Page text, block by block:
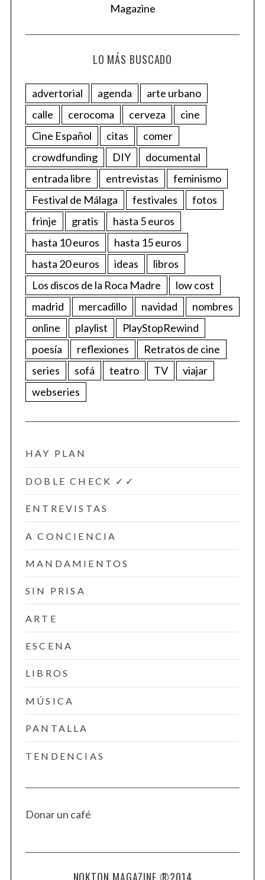
LO MÁS BUSCADO
advertorial agenda
arte urbano
calle
cerocoma cerveza
cine
Cine Español
citas
comer
crowdfunding
DIY
documental
entrada libre
entrevistas
feminismo
Festival de Málaga
festivales
fotos
frinje
gratis
hasta 5 euros
hasta 10 euros
hasta 15 euros
hasta 20 euros
ideas
libros
Los discos de la Roca Madre
low cost
madrid
mercadillo navidad
nombres
online
playlist
PlayStopRewind
poesía
reflexiones
Retratos de cine
series
sofá teatro TV
viajar
webseries
HAY PLAN
DOBLE CHECK ✓✓
ENTREVISTAS
A CONCIENCIA
MANDAMIENTOS
SIN PRISA
ARTE
ESCENA
LIBROS
MÚSICA
PANTALLA
TENDENCIAS
Donar un café
NOKTON MAGAZINE ®2014